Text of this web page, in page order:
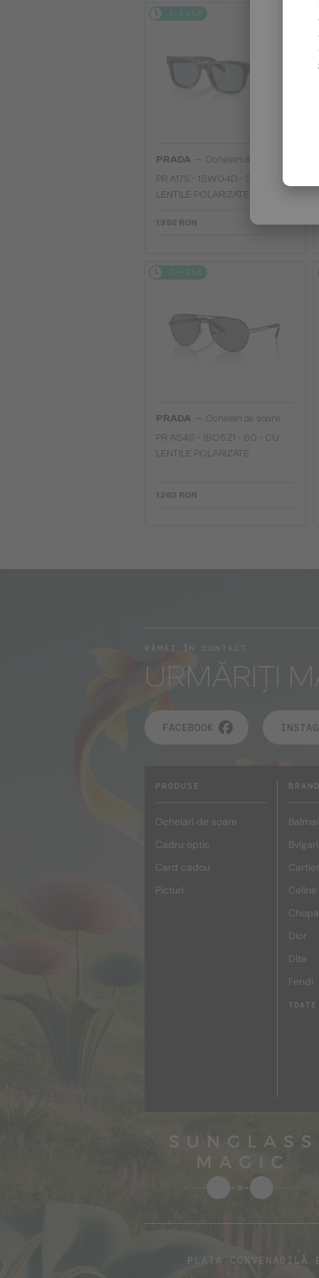
2-4 ZILE
PRADA
Ochelari de soare
PR A17S - 15W04D - 54 - CU
LENTILE POLARIZATE
1 392 RON
2-4 ZILE
PRADA
Ochelari de soare
PR A54S - 1BO5Z1 - 60 - CU
LENTILE POLARIZATE
1 263 RON
RĂMÂI ÎN CONTACT
URMĂRIȚI
FACEBOOK
PRODUSE
Ochelari de soare
Cadru optic
Card cadou
Picturi
Bvlgari
Cartier
Celine
Dior
Dita
Fendi
PLATA